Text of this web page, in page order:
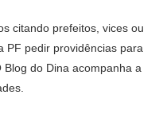
citando prefeitos, vices ou
PF pedir providências para
do Dina acompanha a